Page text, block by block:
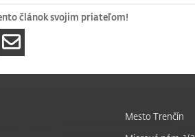
článok svojim priateľom!
Mesto Trenčín